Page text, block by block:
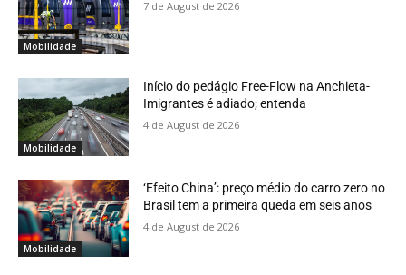
Mobilidade
7 de August de 2026
Mobilidade
Início do pedágio Free-Flow na Anchieta-
Imigrantes é adiado; entenda
4 de August de 2026
Mobilidade
‘Efeito China’: preço médio do carro zero no
Brasil tem a primeira queda em seis anos
4 de August de 2026